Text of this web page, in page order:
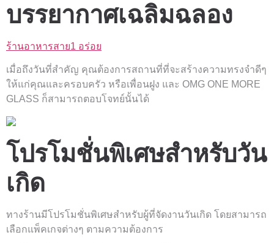
บรรยากาศเฉลิมฉลอง
ร้านอาหารสาย1 อร่อย
เมื่อถึงวันที่สำคัญ คุณต้องการสถานที่ที่จะสร้างความทรงจำดีๆ
ให้แก่คุณและครอบครัว หรือเพื่อนฝูง และ OMG ONE MORE
GLASS ก็สามารถตอบโจทย์นั้นได้
โปรโมชั่นพิเศษสำหรับวัน
เกิด
ทางร้านมีโปรโมชั่นพิเศษสำหรับผู้ที่จัดงานวันเกิด โดยสามารถ
เลือกแพ็คเกจต่างๆ ตามความต้องการ